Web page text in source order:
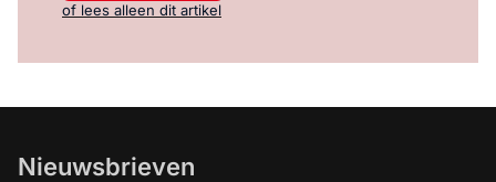
of lees alleen dit artikel
Nieuwsbrieven